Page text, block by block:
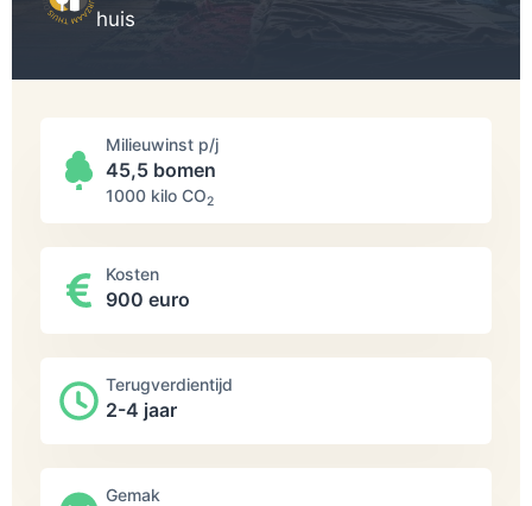
huis
Milieuwinst p/j
45,5 bomen
1000 kilo СО2
Kosten
900 euro
Terugverdientijd
2-4 jaar
Gemak